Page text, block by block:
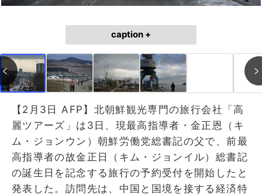
caption +
【2月3日 AFP】北朝鮮観光専門の旅行会社「高
麗ツアーズ」は3日、現最高指導者・金正恩（キ
ム・ジョンウン）朝鮮労働党総書記の父で、前最
高指導者の故金正日（キム・ジョンイル）総書記
の誕生日を記念する旅行の予約受付を開始したと
発表した。訪問先は、中国と国境を接する経済特